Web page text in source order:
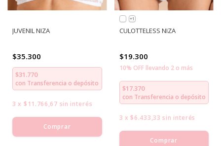
JUVENIL NIZA
$35.300
$31.770
con Transferencia o depósito
3 x $11.766,67 sin interés
Comprar
+1
CULOTTELESS NIZA
$19.300
10% OFF llevando 2 o más
$17.370
con Transferencia o depósito
3 x$6.433,33 sin interés
Comprar